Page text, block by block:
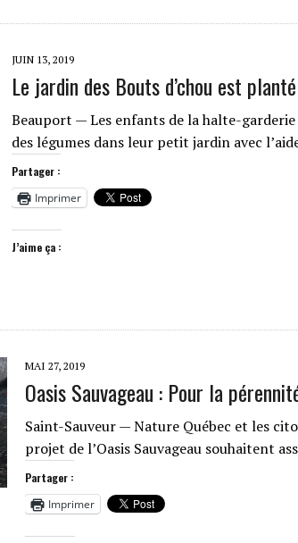
JUIN 13, 2019
Le jardin des Bouts d’chou est planté
Beauport — Les enfants de la halte-
des légumes dans leur petit jardin avec
Partager :
Imprimer
J’aime ça :
MAI 27, 2019
Oasis Sauvageau : Pour la
Saint-Sauveur — Nature Québec et les
projet de l’Oasis Sauvageau souhaitent
Partager :
Imprimer